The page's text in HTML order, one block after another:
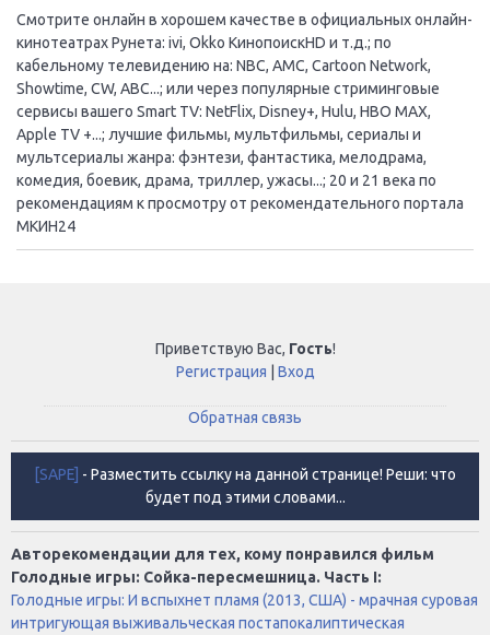
Смотрите онлайн в хорошем качестве в официальных онлайн-
кинотеатрах Рунета: ivi, Okko КинопоискHD и т.д.; по
кабельному телевидению на: NBC, AMC, Cartoon Network,
Showtime, CW, ABC...; или через популярные стриминговые
сервисы вашего Smart TV: NetFlix, Disney+, Hulu, HBO MAX,
Apple TV +...; лучшие фильмы, мультфильмы, сериалы и
мультсериалы жанра: фэнтези, фантастика, мелодрама,
комедия, боевик, драма, триллер, ужасы...; 20 и 21 века по
рекомендациям к просмотру от рекомендательного портала
МКИН24
Приветствую Вас, Гость!
Регистрация
Вход
Обратная связь
[SAPE] - Разместить ссылку на данной странице! Реши: что
будет под этими словами...
Авторекомендации для тех, кому понравился фильм
Голодные игры: Сойка-пересмешница. Часть I:
Голодные игры: И вспыхнет пламя (2013, США) - мрачная суровая
интригующая выживальческая постапокалиптическая